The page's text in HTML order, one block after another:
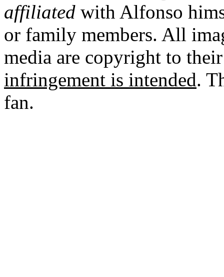
affiliated with Alfonso
or family members. All
media are copyright to
infringement is intended.
fan.